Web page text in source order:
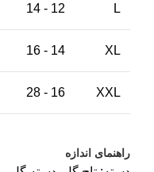
L
12 - 14
XL
14 - 16
XXL
16 - 28
راهنمای اندازه